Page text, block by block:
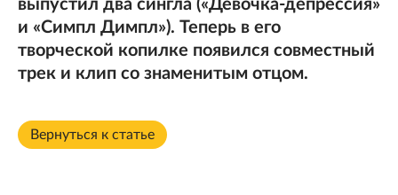
выпустил два сингла («Девочка-депрессия»
и «Симпл Димпл»). Теперь в его
творческой копилке появился совместный
трек и клип со знаменитым отцом.
Вернуться к статье